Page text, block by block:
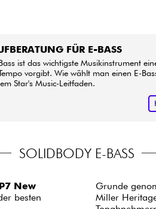
FÜR E-BASS
ist das wichtigste Musikinstrument
vorgibt. Wie wählt man einen E-
Star's Music-Leitfaden.
SOLIDBODY E-BASS
New
besten
Grunde
Miller